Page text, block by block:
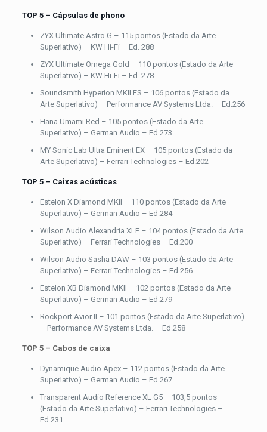
TOP 5 – Cápsulas de phono
ZYX Ultimate Astro G – 115 pontos (Estado da Arte
Superlativo) – KW Hi-Fi – Ed. 288
ZYX Ultimate Omega Gold – 110 pontos (Estado da Arte
Superlativo) – KW Hi-Fi – Ed. 278
Soundsmith Hyperion MKII ES – 106 pontos (Estado da
Arte Superlativo) – Performance AV Systems Ltda. – Ed.256
Hana Umami Red – 105 pontos (Estado da Arte
Superlativo) – German Audio – Ed.273
MY Sonic Lab Ultra Eminent EX – 105 pontos (Estado da
Arte Superlativo) – Ferrari Technologies – Ed.202
TOP 5 – Caixas acústicas
Estelon X Diamond MKII – 110 pontos (Estado da Arte
Superlativo) – German Audio – Ed.284
Wilson Audio Alexandria XLF – 104 pontos (Estado da Arte
Superlativo) – Ferrari Technologies – Ed.200
Wilson Audio Sasha DAW – 103 pontos (Estado da Arte
Superlativo) – Ferrari Technologies – Ed.256
Estelon XB Diamond MKII – 102 pontos (Estado da Arte
Superlativo) – German Audio – Ed.279
Rockport Avior II – 101 pontos (Estado da Arte Superlativo)
– Performance AV Systems Ltda. – Ed.258
TOP 5 – Cabos de caixa
Dynamique Audio Apex – 112 pontos (Estado da Arte
Superlativo) – German Audio – Ed.267
Transparent Audio Reference XL G5 – 103,5 pontos
(Estado da Arte Superlativo) – Ferrari Technologies –
Ed.231